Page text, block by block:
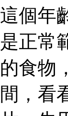
這個年
是正常
的食物
間，看